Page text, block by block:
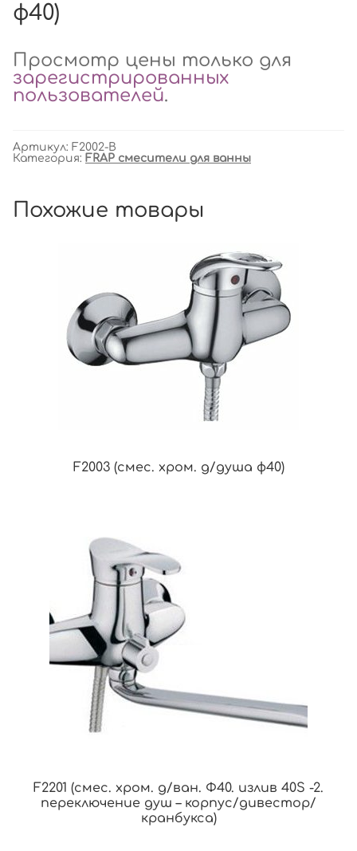
ф40)
Просмотр цены только для
зарегистрированных
пользователей.
Артикул: F2002-B
Категория: FRAP смесители для ванны
Похожие товары
F2003 (смес. хром. д/душа ф40)
F2201 (смес. хром. д/ван. Ф40. излив 40S -2.
переключение душ – корпус/дивестор/
кранбукса)